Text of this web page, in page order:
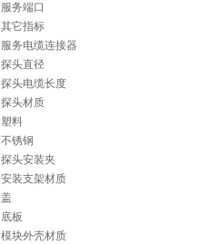
服务端口
其它指标
服务电缆连接器
探头直径
探头电缆长度
探头材质
塑料
不锈钢
探头安装夹
安装支架材质
盖
底板
模块外壳材质